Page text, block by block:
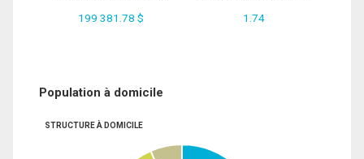
199 381.78 $ 1.74
Population à domicile
STRUCTURE À DOMICILE